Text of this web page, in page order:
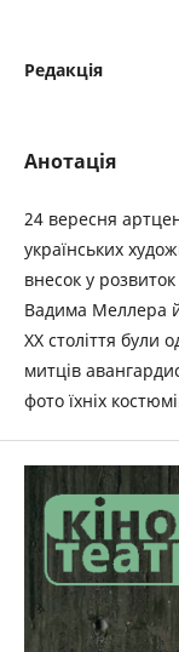
Редакція
Анотація
24 вересня
українських
внесок у
Вадима Меллера
XX століття були
митців
фото їхніх